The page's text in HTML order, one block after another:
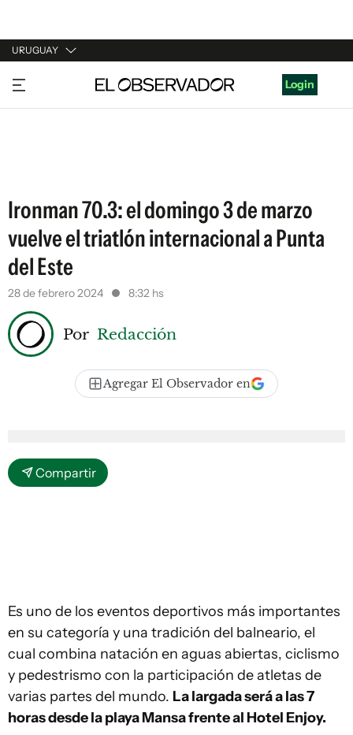
URUGUAY
URUGUAY
ARGENTINA
Login
Ironman 70.3: el domingo 3 de marzo
vuelve el triatlón internacional a Punta
del Este
28 de febrero 2024 8:32 hs
Por Redacción
Agregar El Observador en
Compartir
Es uno de los eventos deportivos más importantes
en su categoría y una tradición del balneario, el
cual combina natación en aguas abiertas, ciclismo
y pedestrismo con la participación de atletas de
varias partes del mundo. La largada será a las 7
horas desde la playa Mansa frente al Hotel Enjoy.